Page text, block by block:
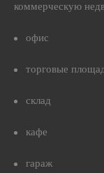
коммерческую
офис
торговые
склад
кафе
гараж